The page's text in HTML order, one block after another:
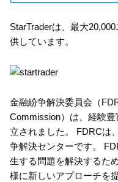
StarTraderは、最大
供しています。
金融紛争解決委員会（
Commission）は、経験
立されました。 FDRCは
争解決センターです。
生する問題を解決するた
様に新しいアプローチを